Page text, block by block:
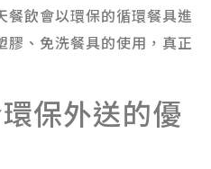
餐飲會以環保的循環餐具進
膠、免洗餐具的使用，真正
保外送的優